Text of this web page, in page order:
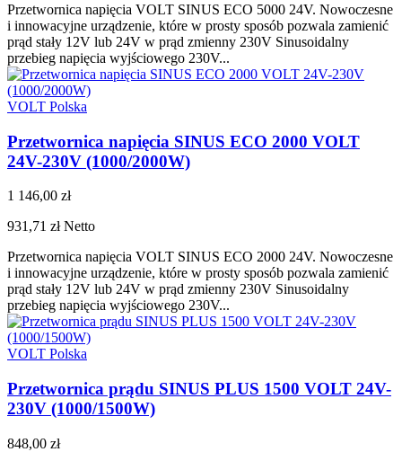
Przetwornica napięcia VOLT SINUS ECO 5000 24V. Nowoczesne
i innowacyjne urządzenie, które w prosty sposób pozwala zamienić
prąd stały 12V lub 24V w prąd zmienny 230V Sinusoidalny
przebieg napięcia wyjściowego 230V...
VOLT Polska
Przetwornica napięcia SINUS ECO 2000 VOLT
24V-230V (1000/2000W)
1 146,00 zł
931,71 złNetto
Przetwornica napięcia VOLT SINUS ECO 2000 24V. Nowoczesne
i innowacyjne urządzenie, które w prosty sposób pozwala zamienić
prąd stały 12V lub 24V w prąd zmienny 230V Sinusoidalny
przebieg napięcia wyjściowego 230V...
VOLT Polska
Przetwornica prądu SINUS PLUS 1500 VOLT 24V-
230V (1000/1500W)
848,00 zł